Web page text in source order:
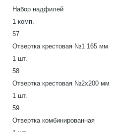
Набор надфилей
1 комп.
57
Отвертка крестовая №1 165 мм
1 шт.
58
Отвертка крестовая №2х200 мм
1 шт.
59
Отвертка комбинированная